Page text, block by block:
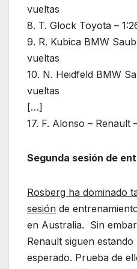
vueltas
8. T. Glock Toyota –
9. R. Kubica BMW
vueltas
10. N. Heidfeld BMW
vueltas
[…]
17. F. Alonso – Renault
Segunda sesión de
Rosberg ha dominado
sesión de
en Australia. Sin
Renault siguen
esperado. Prueba de